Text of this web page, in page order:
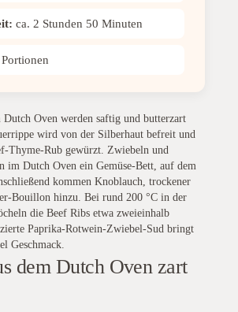
ca. 2 Stunden 50 Minuten
Dutch Oven werden saftig und butterzart
wird von der Silberhaut befreit und
Thyme-Rub gewürzt. Zwiebeln und
im Dutch Oven ein Gemüse-Bett, auf dem
kommen Knoblauch, trockener
Bouillon hinzu. Bei rund 200 °C in der
die Beef Ribs etwa zweieinhalb
Paprika-Rotwein-Zwiebel-Sud bringt
Geschmack.
dem Dutch Oven zart